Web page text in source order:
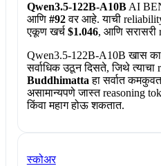
Qwen3.5-122B-A10BAI
आणि #92वर आहे. याची
एकूण खर्च $1.046, आणि सरासरी
Qwen3.5-122B-A10B खास
सर्वाधिक उठून दिसते, जिथे त्याचा
Buddhimatta हा सर्वात
असामान्यपणे जास्त reasoning
किंवा महाग होऊ शकतात.
स्कोअर